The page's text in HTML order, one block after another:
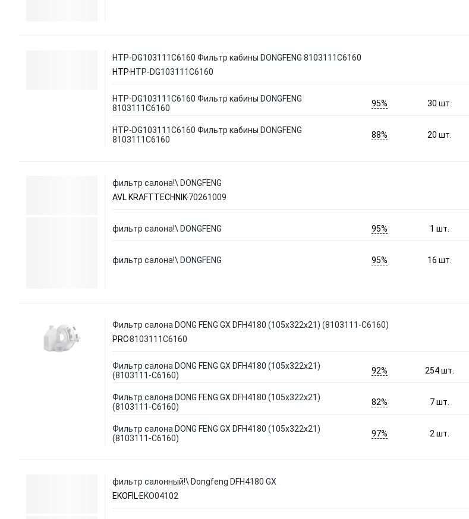
HTP-DG103111C6160 Фильтр кабины DONGFENG 8103111C6160
HTP HTP-DG103111C6160
HTP-DG103111C6160 Фильтр кабины DONGFENG
8103111C6160
95% 30шт.
HTP-DG103111C6160 Фильтр кабины DONGFENG
8103111C6160
88% 20шт.
фильтр салона!\ DONGFENG
AVL KRAFTTECHNIK70261009
фильтр салона!\ DONGFENG 95% 1шт.
фильтр салона!\ DONGFENG 95% 16шт.
Фильтр салона DONG FENG GX DFH4180 (105x322x21) (8103111-C6160)
PRC8103111C6160
Фильтр салона DONG FENG GX DFH4180 (105x322x21)
(8103111-C6160)
92% 254шт.
Фильтр салона DONG FENG GX DFH4180 (105x322x21)
(8103111-C6160)
82% 7шт.
Фильтр салона DONG FENG GX DFH4180 (105x322x21)
(8103111-C6160)
97% 2шт.
фильтр салонный!\ Dongfeng DFH4180 GX
EKOFIL EKO04102